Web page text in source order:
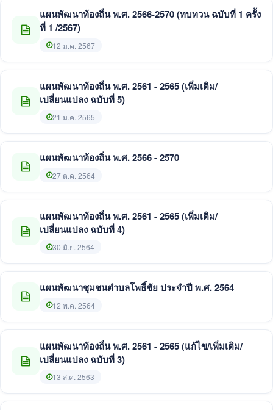
แผนพัฒนาท้องถิ่น พ.ศ. 2566-2570 (ทบทวน ฉบับที่ 1 ครั้ง
ที่ 1 /2567)
12 ม.ค. 2567
แผนพัฒนาท้องถิ่น พ.ศ. 2561 - 2565 (เพิ่มเติม/
เปลี่ยนแปลง ฉบับที่ 5)
21 ม.ค. 2565
แผนพัฒนาท้องถิ่น พ.ศ. 2566 - 2570
27 ต.ค. 2564
แผนพัฒนาท้องถิ่น พ.ศ. 2561 - 2565 (เพิ่มเติม/
เปลี่ยนแปลง ฉบับที่ 4)
30 มิ.ย. 2564
แผนพัฒนาชุมชนตำบลโพธิ์ชัย ประจำปี พ.ศ. 2564
12 พ.ค. 2564
แผนพัฒนาท้องถิ่น พ.ศ. 2561 - 2565 (แก้ไข/เพิ่มเติม/
เปลี่ยนแปลง ฉบับที่ 3)
13 ส.ค. 2563